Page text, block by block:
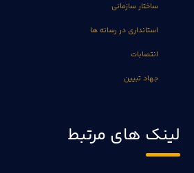
ساختار سازمانی
استانداری در رسانه ها
انتصابات
جهاد تبیین
لینک های مرتبط